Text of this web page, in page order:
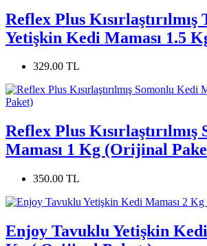
Reflex Plus Kısırlaştırılmış
Yetişkin Kedi Maması 1.5
329.00 TL
Reflex Plus
Maması 1 Kg (Orijinal
350.00 TL
Enjoy Tavuklu Yetişkin Kedi